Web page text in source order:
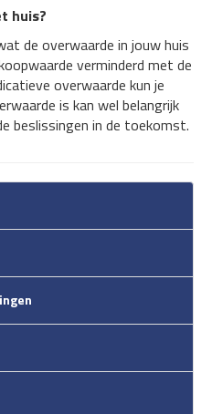
huis?
de overwaarde in jouw huis
verminderd met de
overwaarde kun je
is kan wel belangrijk
beslissingen in de toekomst.